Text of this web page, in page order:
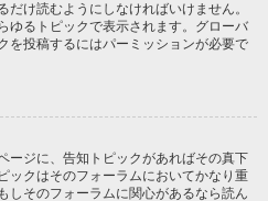
け読むようにしなければいけません。
ゆるトピックで表示されます。グローバ
を投稿するにはパーミッションが必要で
ージに、告知トピックがあればその真下
ックはそのフォーラムにおいてかなり重
しそのフォーラムに関心があるなら読ん